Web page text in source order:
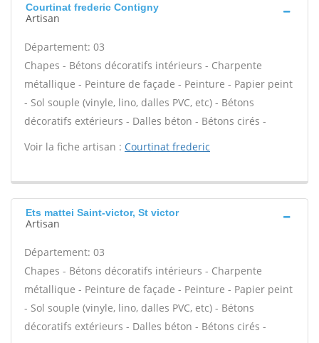
Courtinat frederic Contigny
Artisan
Département: 03
Chapes - Bétons décoratifs intérieurs - Charpente
métallique - Peinture de façade - Peinture - Papier peint
- Sol souple (vinyle, lino, dalles PVC, etc) - Bétons
décoratifs extérieurs - Dalles béton - Bétons cirés -
Voir la fiche artisan : Courtinat frederic
Ets mattei Saint-victor, St victor
Artisan
Département: 03
Chapes - Bétons décoratifs intérieurs - Charpente
métallique - Peinture de façade - Peinture - Papier peint
- Sol souple (vinyle, lino, dalles PVC, etc) - Bétons
décoratifs extérieurs - Dalles béton - Bétons cirés -